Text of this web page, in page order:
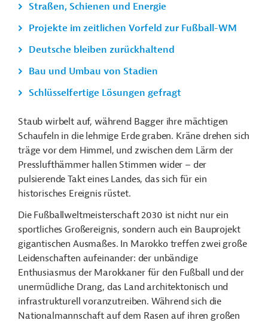
Straßen, Schienen und Energie
Projekte im zeitlichen Vorfeld zur Fußball-WM
Deutsche bleiben zurückhaltend
Bau und Umbau von Stadien
Schlüsselfertige Lösungen gefragt
Staub wirbelt auf, während Bagger ihre mächtigen
Schaufeln in die lehmige Erde graben. Kräne drehen sich
träge vor dem Himmel, und zwischen dem Lärm der
Presslufthämmer hallen Stimmen wider – der
pulsierende Takt eines Landes, das sich für ein
historisches Ereignis rüstet.
Die Fußballweltmeisterschaft 2030 ist nicht nur ein
sportliches Großereignis, sondern auch ein Bauprojekt
gigantischen Ausmaßes. In Marokko treffen zwei große
Leidenschaften aufeinander: der unbändige
Enthusiasmus der Marokkaner für den Fußball und der
unermüdliche Drang, das Land architektonisch und
infrastrukturell voranzutreiben. Während sich die
Nationalmannschaft auf dem Rasen auf ihren großen